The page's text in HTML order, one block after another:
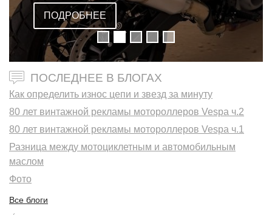
ПОДРОБНЕЕ
ПОСЛЕДНЕЕ В БЛОГАХ
Как определить износ цепи и звезд за минуту
80 лет винтажной рекламы мотороллеров Vespa ч.2
80 лет винтажной рекламы мотороллеров Vespa ч.1
Разница между мотоциклетным и автомобильным
маслом
Фото
Все блоги